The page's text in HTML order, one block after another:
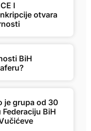
I
otvara
BiH
je grupa od 30
BiH